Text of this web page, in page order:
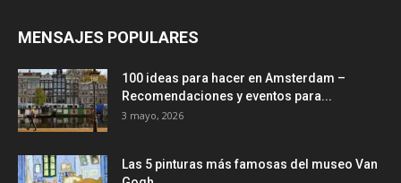
MENSAJES POPULARES
100 ideas para hacer en Amsterdam –
Recomendaciones y eventos para...
3 mayo, 2026
Las 5 pinturas más famosas del museo Van